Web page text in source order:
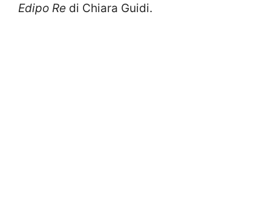
Edipo Re di Chiara Guidi.